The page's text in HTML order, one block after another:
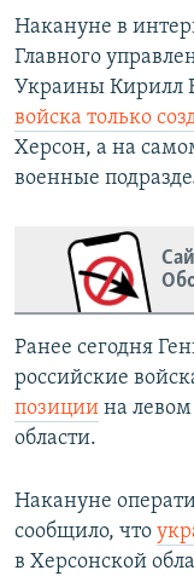
Накануне в
Главного
Украины Кирилл
войска только
Херсон, а на
военные
Ранее сегодня
российские
позиции на
области.
Накануне
сообщило, что
в Херсонской